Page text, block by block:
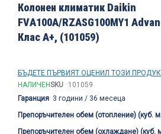
към
на
галерия
Колонен климатик Daikin
FVА100А/RZASG100MY1
Клас А+, (101059)
БЪДЕТЕ ПЪРВИЯТ ОЦЕНИЛ ТОЗИ
НАЛИЧЕНSKU
101059
Гаранция 3 години / 36 месеца
Препоръчителен обем (отопление) (куб.
Препоръчителен обем (охлаждане) (куб.